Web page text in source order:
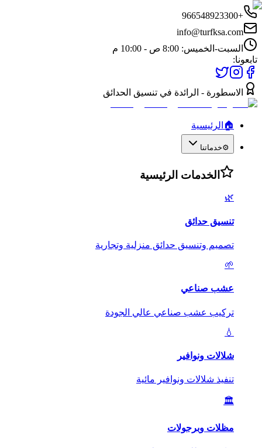
+966548923300
info@turfksa.com
السبت-الخميس: 8:00 ص - 10:00 م
تابعونا:
الاسطورة - الرائدة في تنسيق الحدائق
🏠 الرئيسية
⚙️خدماتنا
الخدمات الرئيسية
🌿
تنسيق حدائق
تصميم وتنسيق حدائق منزلية وتجارية
🌱
عشب صناعي
تركيب عشب صناعي عالي الجودة
💧
شلالات ونوافير
تنفيذ شلالات ونوافير مائية
🏛️
مظلات وبرجولات